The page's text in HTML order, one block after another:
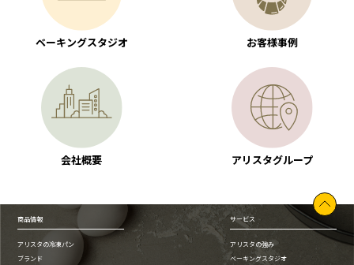
ベーキングスタジオ お客様事例
会社概要 アリスタグループ
商品情報
アリスタの冷凍パン
ブランド
サービス
アリスタの強み
ベーキングスタジオ